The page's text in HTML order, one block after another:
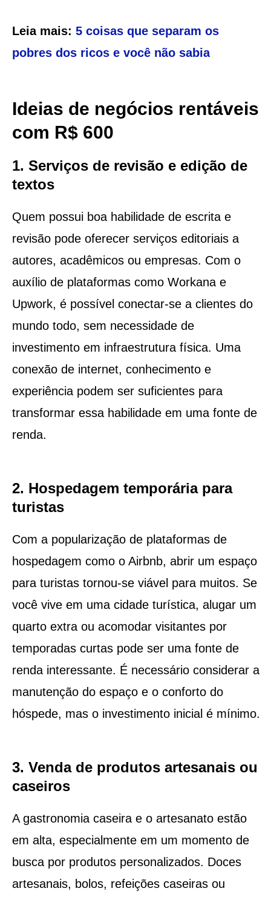
Leia mais: 5 coisas que separam os
pobres dos ricos e você não sabia
Ideias de negócios rentáveis
com R$ 600
1. Serviços de revisão e edição de
textos
Quem possui boa habilidade de escrita e
revisão pode oferecer serviços editoriais a
autores, acadêmicos ou empresas. Com o
auxílio de plataformas como Workana e
Upwork, é possível conectar-se a clientes do
mundo todo, sem necessidade de
investimento em infraestrutura física. Uma
conexão de internet, conhecimento e
experiência podem ser suficientes para
transformar essa habilidade em uma fonte de
renda.
2. Hospedagem temporária para
turistas
Com a popularização de plataformas de
hospedagem como o Airbnb, abrir um espaço
para turistas tornou-se viável para muitos. Se
você vive em uma cidade turística, alugar um
quarto extra ou acomodar visitantes por
temporadas curtas pode ser uma fonte de
renda interessante. É necessário considerar a
manutenção do espaço e o conforto do
hóspede, mas o investimento inicial é mínimo.
3. Venda de produtos artesanais ou
caseiros
A gastronomia caseira e o artesanato estão
em alta, especialmente em um momento de
busca por produtos personalizados. Doces
artesanais, bolos, refeições caseiras ou